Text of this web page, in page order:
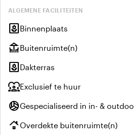
ALGEMENE FACILITEITEN
yardBinnenplaats
deckBuitenruimte(n)
yardDakterras
diversity_1Exclusief te huur
sports_volleyballGespecialiseerd in in- &
roofingOverdekte buitenruimte(n)